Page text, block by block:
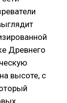
Древнего
высоте, с